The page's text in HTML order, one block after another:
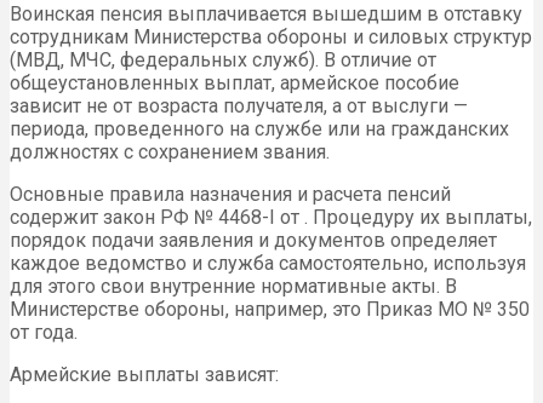
Воинская пенсия выплачивается вышедшим в отставку
сотрудникам Министерства обороны и силовых структур
(МВД, МЧС, федеральных служб). В отличие от
общеустановленных выплат, армейское пособие
зависит не от возраста получателя, а от выслуги —
периода, проведенного на службе или на гражданских
должностях с сохранением звания.
Основные правила назначения и расчета пенсий
содержит закон РФ № 4468-I от . Процедуру их выплаты,
порядок подачи заявления и документов определяет
каждое ведомство и служба самостоятельно, используя
для этого свои внутренние нормативные акты. В
Министерстве обороны, например, это Приказ МО № 350
от года.
Армейские выплаты зависят: